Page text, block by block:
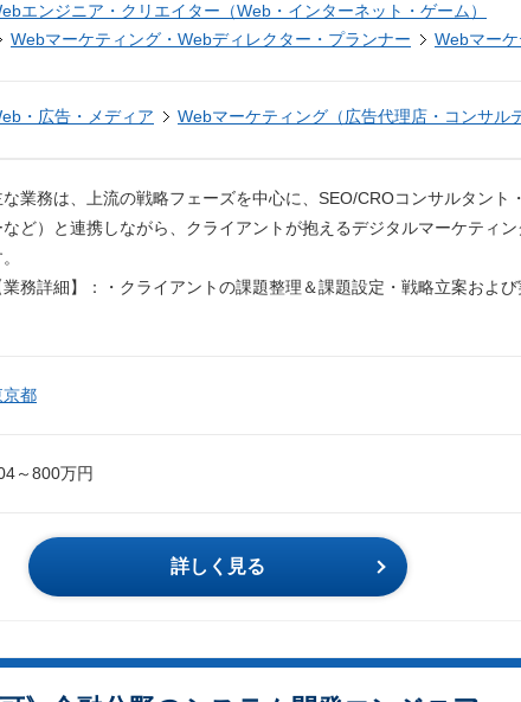
エンジニア・クリエイター（Web・インターネット・ゲーム）
Webマーケティング・Webディレクター・プランナー
Webマー
・広告・メディア Webマーケティング（広告代理店・コンサル
な業務は、上流の戦略フェーズを中心に、SEO/CROコンサルタント
など）と連携しながら、クライアントが抱えるデジタルマーケティ
業務詳細】：・クライアントの課題整理＆課題設定・戦略立案およ
京都
～800万円
詳しく見る